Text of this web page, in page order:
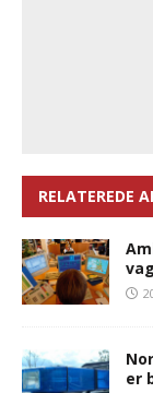
RELATEREDE
er